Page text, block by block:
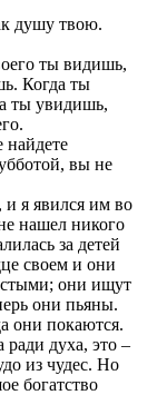
душу твою.
ты видишь,
Когда ты
ты увидишь,
найдете
вы не
и я явился им во
нашел никого
за детей
своем и они
они ищут
они пьяны.
они покаются.
ради духа, это –
из чудес. Но
богатство